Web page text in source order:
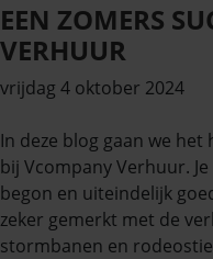
EEN ZOMERS
VERHUUR
vrijdag 4 oktober 2024
In deze blog gaan we
bij Vcompany Verhuur.
begon en uiteindelijk
zeker gemerkt met de
stormbanen en